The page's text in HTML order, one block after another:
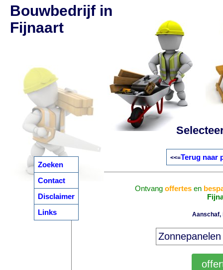
Zoeken
Contact
Disclaimer
Links
Bouwbedrijf in
Fijnaart
<<=Terug naar
Ontvang offertesen
Aanschaf,